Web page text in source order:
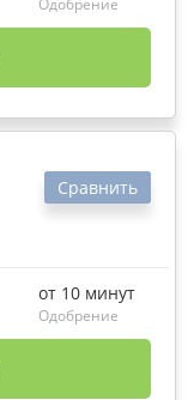
Одобрение
Сравнить
от 10 минут
Одобрение